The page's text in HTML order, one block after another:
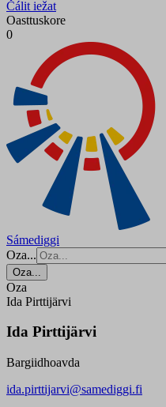
Čálit iežat
Oasttuskore
0
Sámediggi
Oza...
Oza...
Oza
Ida Pirttijärvi
Ida Pirttijärvi
Bargiidhoavda
ida.pirttijarvi@samediggi.fi